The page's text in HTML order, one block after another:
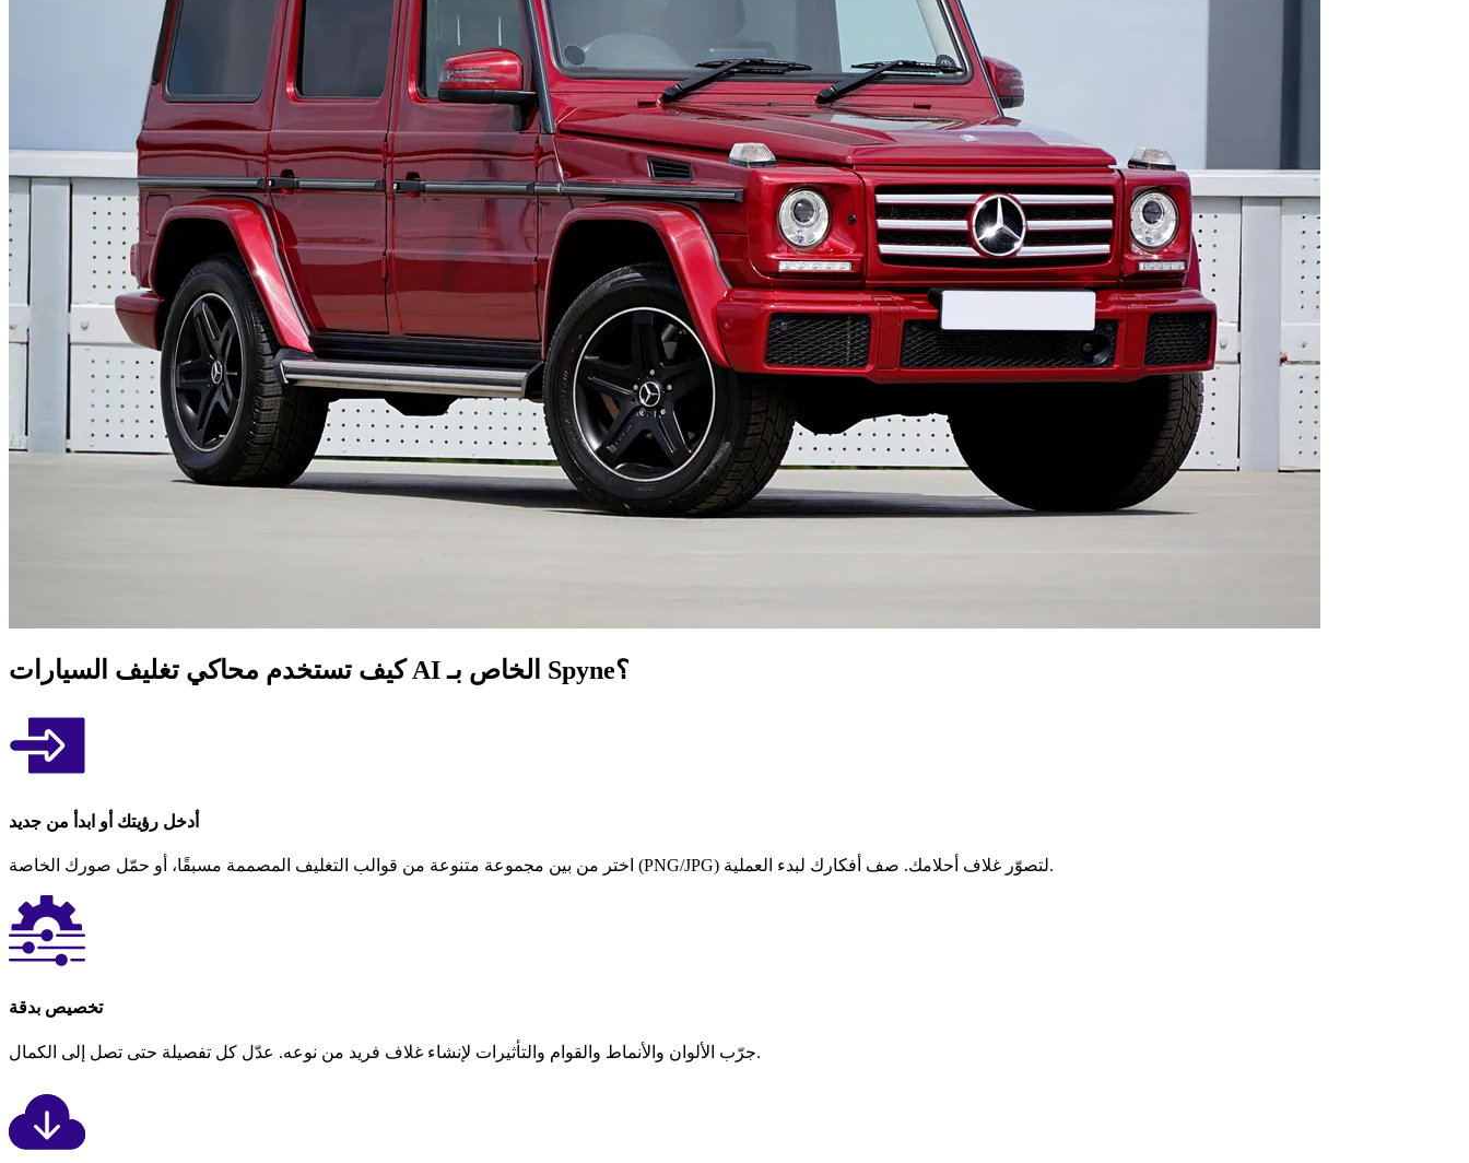
كيف تستخدم محاكي تغليف السيارات AI الخاص بـ Spyne؟
أدخل رؤيتك أو ابدأ من جديد
اختر من بين مجموعة متنوعة من قوالب التغليف المصممة مسبقًا، أو حمّل صورك الخاصة (PNG/JPG) لتصوّر غلاف أحلامك. صف أفكارك لبدء العملية.
تخصيص بدقة
جرّب الألوان والأنماط والقوام والتأثيرات لإنشاء غلاف فريد من نوعه. عدّل كل تفصيلة حتى تصل إلى الكمال.